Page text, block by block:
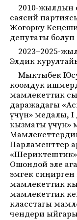
2010-жылдын
саясий
Жогорку
депутаты
2023–2025-
Элдик
Мыктыбек
коомдук
мамлекеттик
даражадагы
үчүн» медалы,
кызматы үчүн»
Парламенттер
Ошондой эле
эмгек
мамлекеттик
мамлекеттик
класстагы
чендери